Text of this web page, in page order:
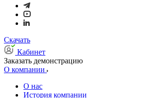
Скачать
Кабинет
Заказать демонстрацию
О компании
О нас
История компании